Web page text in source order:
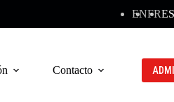
ENFRES
Contacto